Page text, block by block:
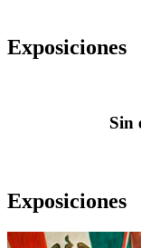
Exposiciones
Sin
Exposiciones